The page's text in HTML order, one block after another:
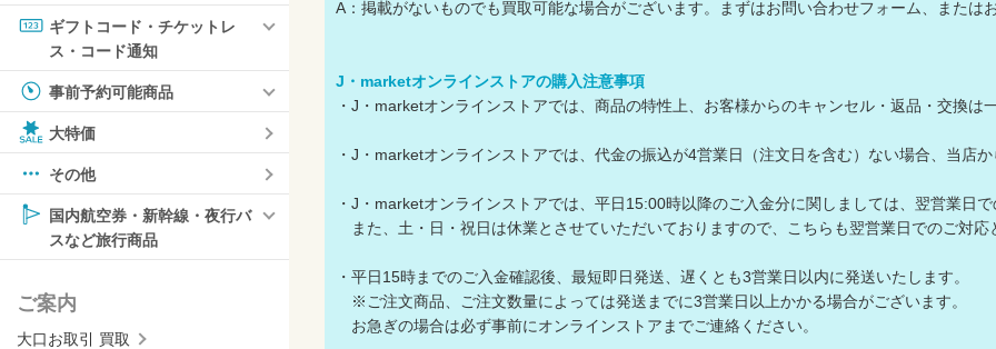
ギフトコード・チケットレ
ス・コード通知
事前予約可能商品
大特価
その他
国内航空券・新幹線・夜行バ
スなど旅行商品
ご案内
大口お取引 買取
A：掲載がないものでも買取可能な場合がございます。まずはお問い合わせフォーム、または
J・marketオンラインストアの購入注意事項
・J・marketオンラインストアでは、商品の特性上、お客様からのキャンセル・返品・交換は
・J・marketオンラインストアでは、代金の振込が4営業日（注文日を含む）ない場合、当店
・J・marketオンラインストアでは、平日15:00時以降のご入金分に関しましては、翌営業日
また、土・日・祝日は休業とさせていただいておりますので、こちらも翌営業日でのご対
・平日15時までのご入金確認後、最短即日発送、遅くとも3営業日以内に発送いたします。
※ご注文商品、ご注文数量によっては発送までに3営業日以上かかる場合がございます。
お急ぎの場合は必ず事前にオンラインストアまでご連絡ください。